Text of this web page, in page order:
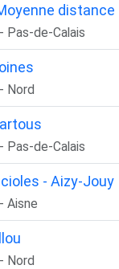
💪
vous pouvez vous
distance
de-Calais
Nord
de-Calais
- Aizy-Jouy
Aisne
Nord